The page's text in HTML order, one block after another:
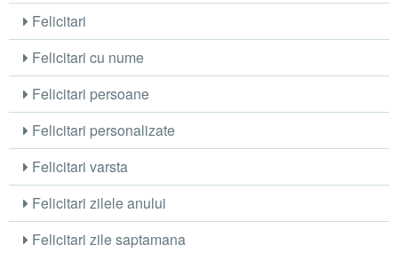
Felicitari
Felicitari cu nume
Felicitari persoane
Felicitari personalizate
Felicitari varsta
Felicitari zilele anului
Felicitari zile saptamana